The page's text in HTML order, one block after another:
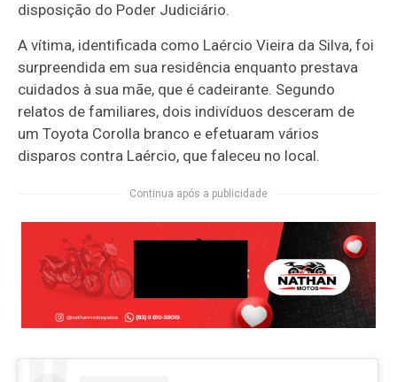
disposição do Poder Judiciário.
A vítima, identificada como Laércio Vieira da Silva, foi
surpreendida em sua residência enquanto prestava
cuidados à sua mãe, que é cadeirante. Segundo
relatos de familiares, dois indivíduos desceram de
um Toyota Corolla branco e efetuaram vários
disparos contra Laércio, que faleceu no local.
Continua após a publicidade